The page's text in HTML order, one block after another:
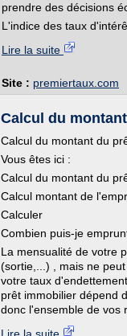
prendre des décisions
L'indice des taux
Lire la suite
Site : premiertaux.com
Calcul du
Calcul du montant du
Vous êtes ici :
Calcul du montant du
Calcul montant de
Calculer
Combien puis-je
La mensualité de votre
(sortie,...) , mais ne
votre taux
prêt immobilier dépend
donc l'ensemble de vos